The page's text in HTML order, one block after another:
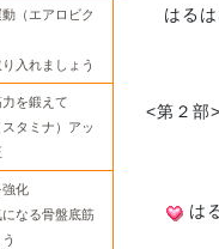
はるは
<第２部>
は
（エアロビク
入れましょう
を鍛えて
タミナ）アッ
化
なる骨盤底筋